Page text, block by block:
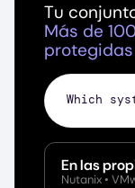
Tu
Más de
protegidas
Show
En las
Nutanix •